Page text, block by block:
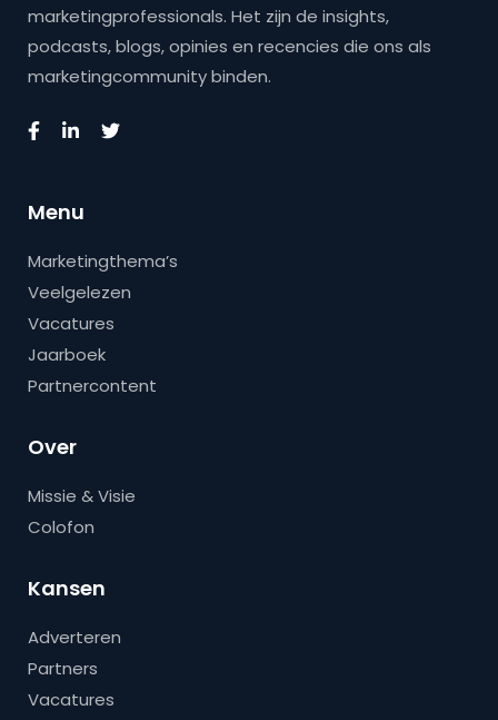
marketingprofessionals. Het zijn de insights,
podcasts, blogs, opinies en recencies die ons als
marketingcommunity binden.
Menu
Marketingthema’s
Veelgelezen
Vacatures
Jaarboek
Partnercontent
Over
Missie & Visie
Colofon
Kansen
Adverteren
Partners
Vacatures